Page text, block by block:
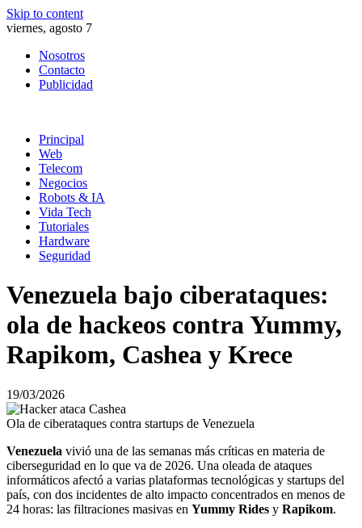
Skip to content
viernes, agosto 7
Nosotros
Contacto
Publicidad
Principal
Web
Telecom
Negocios
Robots & IA
Vida Tech
Tutoriales
Hardware
Seguridad
Venezuela bajo ciberataques:
ola de hackeos contra Yummy,
Rapikom, Cashea y Krece
19/03/2026
Ola de ciberataques contra startups de Venezuela
Venezuela vivió una de las semanas más críticas en materia de
ciberseguridad en lo que va de 2026. Una oleada de ataques
informáticos afectó a varias plataformas tecnológicas y startups del
país, con dos incidentes de alto impacto concentrados en menos de
24 horas: las filtraciones masivas en Yummy Rides y Rapikom.